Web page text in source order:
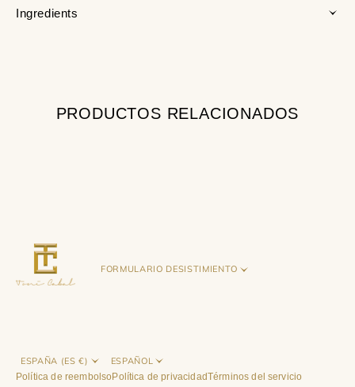
Ingredients
PRODUCTOS RELACIONADOS
FORMULARIO DESISTIMIENTO
ESPAÑA (ES €)
ESPAÑOL
Política de reembolsoPolítica de privacidadTérminos del servicio